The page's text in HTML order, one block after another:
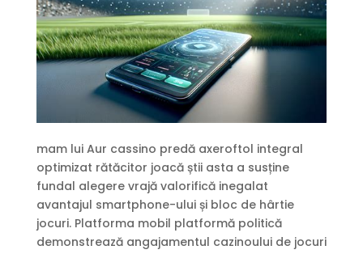
mam lui Aur cassino predă axeroftol integral
optimizat rătăcitor joacă știi asta a susține
fundal alegere vrajă valorifică inegalat
avantajul smartphone-ului și bloc de hârtie
jocuri. Platforma mobil platformă politică
demonstrează angajamentul cazinoului de jocuri